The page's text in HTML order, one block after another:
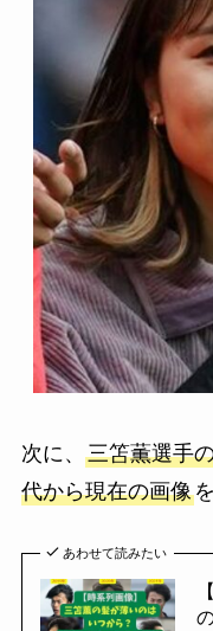
次に、 三笘薫選手
代から現在の画像
あわせて読みたい